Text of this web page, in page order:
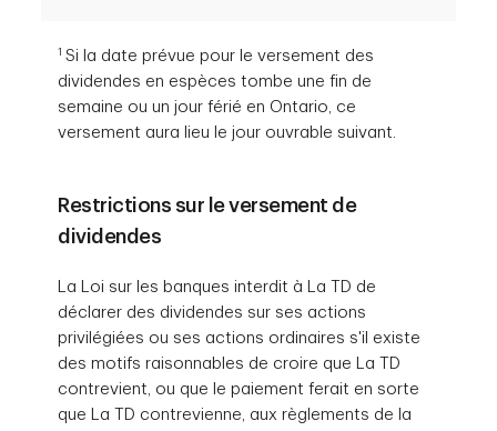
Date de paiement1 avril 30, 2026
Date d’inscription juillet 10, 2026
Date ex-dividende octobre 09, 2026
Date de déclaration
Date de paiement1 janvier 31, 2027
1 Si la date prévue pour le versement des
dividendes en espèces tombe une fin de
semaine ou un jour férié en Ontario, ce
versement aura lieu le jour ouvrable suivant.
Restrictions sur le versement de
dividendes
La Loi sur les banques interdit à La TD de
déclarer des dividendes sur ses actions
privilégiées ou ses actions ordinaires s'il existe
des motifs raisonnables de croire que La TD
contrevient, ou que le paiement ferait en sorte
que La TD contrevienne, aux règlements de la